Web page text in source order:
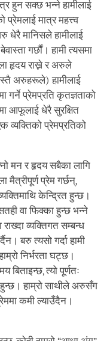
हुन सक्छ भन्ने हामीलाई
मात्र महत्त्व
धेरै मानिसले हामीलाई
गर्छौं। हामी त्यसमा
हृदय राख्ने र अरुले
अरुहरूले) हामीलाई
गर्ने प्रेमप्रति कृतज्ञताको
आफूलाई धेरै सुरक्षित
व्यक्तिको प्रेमप्रतिको
मन र हृदय सबैका लागि
प्रेम गर्छन्,
केन्द्रित हुन्छ।
वा फिक्का हुन्छ भन्ने
व्यक्तिगत सम्बन्ध
बरु त्यसो गर्दा हामी
निर्भरता घट्छ।
त्यो पूर्णतः
हाम्रो साथीले अरुसँग
कमी ल्याउँदैन।